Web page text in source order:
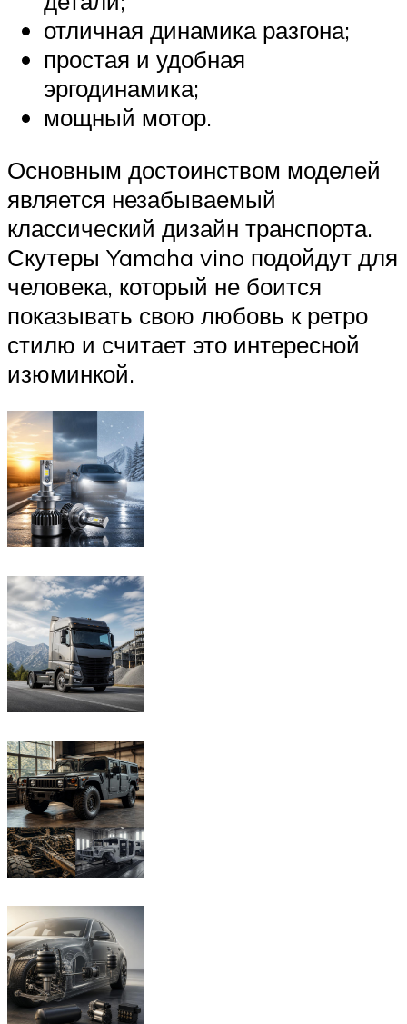
отличная динамика разгона;
простая и удобная
эргодинамика;
мощный мотор.
Основным достоинством моделей
является незабываемый
классический дизайн транспорта.
Скутеры Yamaha vino подойдут для
человека, который не боится
показывать свою любовь к ретро
стилю и считает это интересной
изюминкой.